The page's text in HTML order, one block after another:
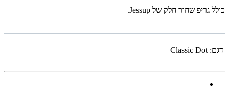
כולל גריפ שחור חלק של Jessup.
דגם: Classic Dot